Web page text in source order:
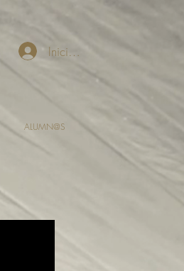
Iniciar sesión
ALUMN@S